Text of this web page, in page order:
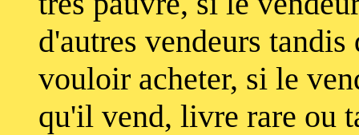
d'autres vendeurs
vouloir acheter, si le
qu'il vend, livre rare ou